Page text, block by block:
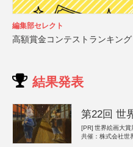
編集部セレクト
高額賞金コンテストランキング
結果発表
第22回 世
[PR] 世界絵画大賞
共催：株式会社世